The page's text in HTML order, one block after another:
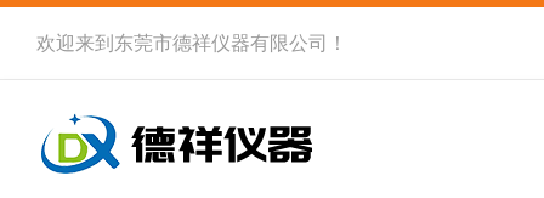
欢迎来到 东莞市德祥仪器有限公司 ！